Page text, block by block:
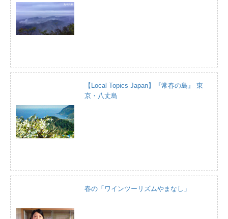
【Local Topics Japan】『常春の島』 東
京・八丈島
春の「ワインツーリズムやまなし」